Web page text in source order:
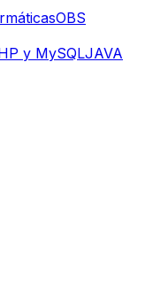
OBS
y MySQLJAVA